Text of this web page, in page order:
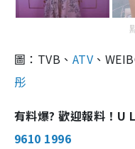
圖：TVB、 ATV 、
彤
有料爆? 歡迎報料！
9610 1996